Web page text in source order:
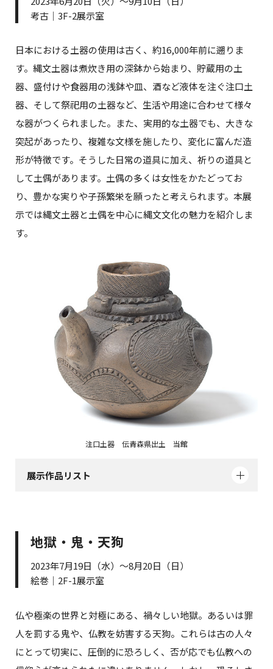
考古｜3F-2展示室
日本における土器の使用は古く、約16,000年前に遡りま
す。縄文土器は煮炊き用の深鉢から始まり、貯蔵用の土
器、盛付けや食器用の浅鉢や皿、酒など液体を注ぐ注口土
器、そして祭祀用の土器など、生活や用途に合わせて様々
な器がつくられました。また、実用的な土器でも、大きな
突起があったり、複雑な文様を施したり、変化に富んだ造
形が特徴です。そうした日常の道具に加え、祈りの道具と
して土偶があります。土偶の多くは女性をかたどってお
り、豊かな実りや子孫繁栄を願ったと考えられます。本展
示では縄文土器と土偶を中心に縄文文化の魅力を紹介しま
す。
注口土器 伝青森県出土 当館
展示作品リスト
地獄・鬼・天狗
2023年7月19日（水）～8月20日（日）
絵巻｜2F-1展示室
仏や極楽の世界と対極にある、禍々しい地獄。あるいは罪
人を罰する鬼や、仏教を妨害する天狗。これらは古の人々
にとって切実に、圧倒的に恐ろしく、否が応でも仏教への